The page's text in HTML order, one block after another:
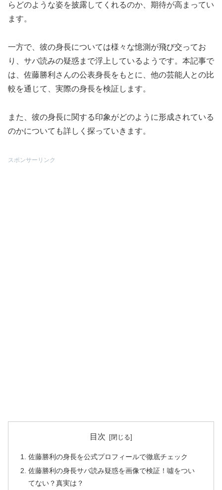
らどのような姿を披露してくれるのか、期待が高まってい
ます。
一方で、彼の身長については様々な憶測が飛び交ってお
り、サバ読みの疑惑まで浮上しているようです。本記事で
は、佐藤勝利さんの公表身長をもとに、他の芸能人との比
較を通じて、実際の身長を検証します。
また、彼の身長に関する印象がどのように形成されている
のかについても詳しく探っていきます。
スポンサーリンク
目次
佐藤勝利の身長を公式プロフィールで徹底チェック
佐藤勝利の身長サバ読み疑惑を画像で検証！噓をつい
てない？真実は？